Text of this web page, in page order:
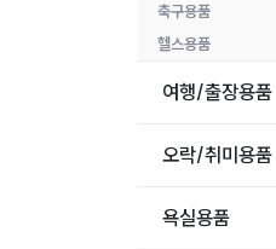
축구용품
헬스용품
여행/출장용품
오락/취미용품
욕실용품